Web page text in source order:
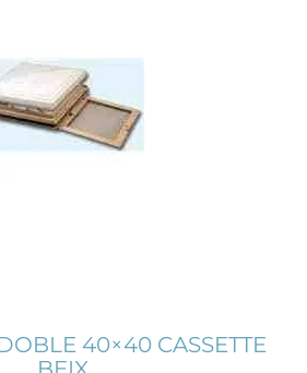
40×40 CASSETTE